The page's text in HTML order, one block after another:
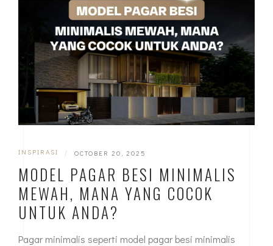
INSPIRASI | OCTOBER 20, 2025
MODEL PAGAR BESI MINIMALIS
MEWAH, MANA YANG COCOK
UNTUK ANDA?
Pagar minimalis seperti model pagar besi minimalis